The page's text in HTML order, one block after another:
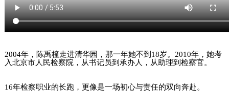
2004年，陈禹橦走进清华园，那一年她不到 18岁。2010年，她考
入北京市人民检察院，从书记员到承办人，从助理到检察官。
16年检察职业的长跑，更像是一场初心与责任的双向奔赴。